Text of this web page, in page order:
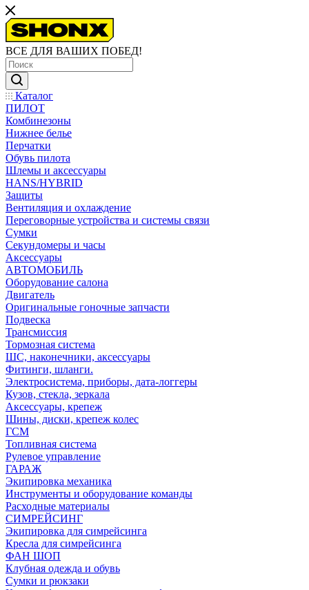
ВСЕ ДЛЯ ВАШИХ ПОБЕД!
Каталог
ПИЛОТ
Комбинезоны
Нижнее белье
Перчатки
Обувь пилота
Шлемы и аксессуары
HANS/HYBRID
Защиты
Вентиляция и охлаждение
Переговорные устройства и системы связи
Сумки
Секундомеры и часы
Аксессуары
АВТОМОБИЛЬ
Оборудование салона
Двигатель
Оригинальные гоночные запчасти
Подвеска
Трансмиссия
Тормозная система
ШС, наконечники, аксессуары
Фитинги, шланги.
Электросистема, приборы, дата-логгеры
Кузов, стекла, зеркала
Аксессуары, крепеж
Шины, диски, крепеж колес
ГСМ
Топливная система
Рулевое управление
ГАРАЖ
Экипировка механика
Инструменты и оборудование команды
Расходные материалы
СИМРЕЙСИНГ
Экипировка для симрейсинга
Кресла для симрейсинга
ФАН ШОП
Клубная одежда и обувь
Сумки и рюкзаки